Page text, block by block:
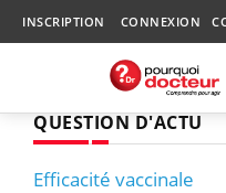
INSCRIPTION CONNEXION
QUESTION D'ACTU
Efficacité vaccinale